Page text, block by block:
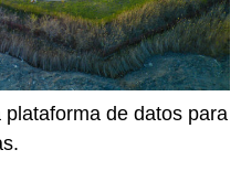
de datos para